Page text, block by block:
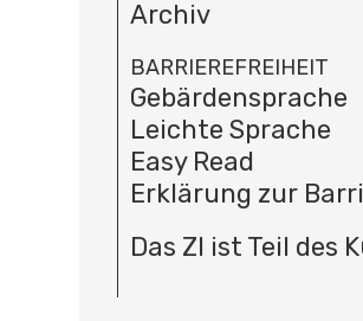
Archiv
BARRIEREFREIHEIT
Gebärdensprache
Leichte Sprache
Easy Read
Erklärung zur
Das ZI ist Teil des